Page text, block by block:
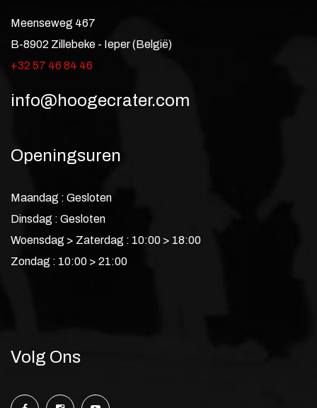
Meenseweg 467
B-8902 Zillebeke - Ieper (België)
+32 57 46 84 46
info@hoogecrater.com
Openingsuren
Maandag : Gesloten
Dinsdag : Gesloten
Woensdag > Zaterdag : 10:00 > 18:00
Zondag : 10:00 > 21:00
Volg Ons